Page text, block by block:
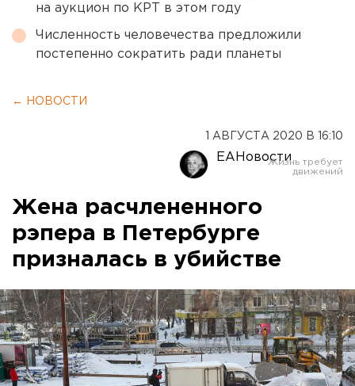
на аукцион по КРТ в этом году
Численность человечества предложили
постепенно сократить ради планеты
← НОВОСТИ
1 АВГУСТА 2020 В 16:10
ЕАНовости
Жена расчлененного
рэпера в Петербурге
призналась в убийстве